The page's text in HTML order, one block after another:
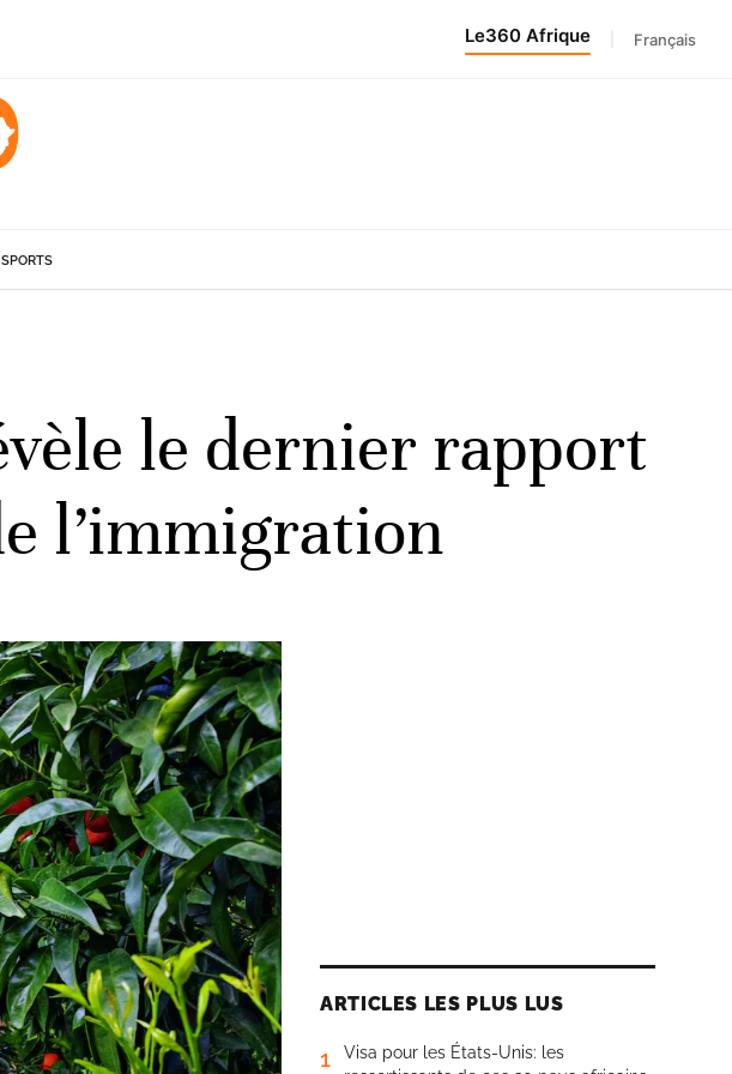
Le360 Afrique Français
SPORTS
le dernier rapport
l’immigration
ARTICLES LES PLUS LUS
1
Visa pour les États-Unis: les